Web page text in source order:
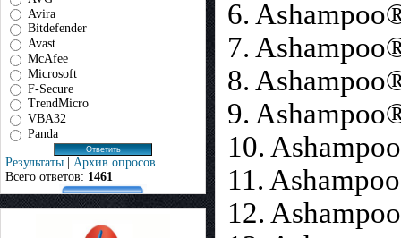
Avira
Bitdefender
Avast
McAfee
Microsoft
F-Secure
TrendMicro
VBA32
Panda
Результаты | Архив опросов
Всего ответов: 1461
6.
7.
8.
9.
10.
11.
12.